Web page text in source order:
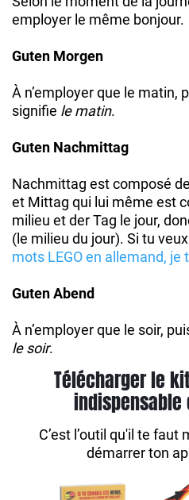
employer le même bonjour.
Guten Morgen
À n’employer que le matin,
signifie le matin.
Guten Nachmittag
Nachmittag est composé
et Mittag qui lui même est
milieu et der Tag le jour,
(le milieu du jour). Si tu
mots LEGO en allemand, je
Guten Abend
À n’employer que le soir,
le soir.
Télécharger le
indispensable
C’est l’outil qu'il te
démarrer ton